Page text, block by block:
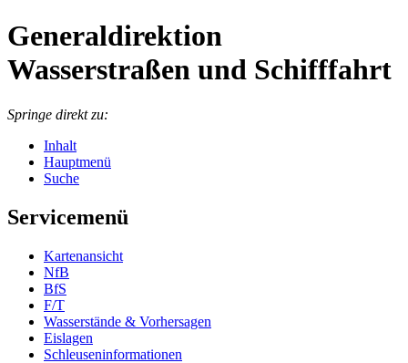
Generaldirektion
Wasserstraßen und Schifffahrt
Springe direkt zu:
Inhalt
Hauptmenü
Suche
Servicemenü
Kartenansicht
NfB
BfS
F/T
Wasserstände & Vorhersagen
Eislagen
Schleuseninformationen